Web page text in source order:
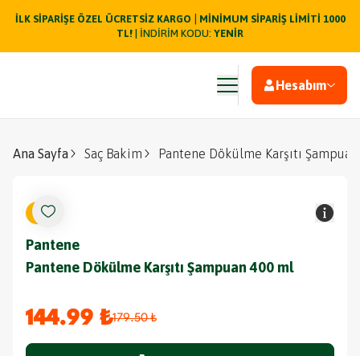
İLK SİPARİŞE ÖZEL ÜCRETSİZ KARGO
MİNİMUM SİPARİŞ LİMİTİ 1000
TL! | İNDİRİM KODU: YENİR
Hesabım
Ana Sayfa Saç Bakim Pantene Dökülme Karşıtı
% 19
Pantene
Pantene Dökülme Karşıtı Şampuan 400 ml
144.99 ₺179.50 ₺